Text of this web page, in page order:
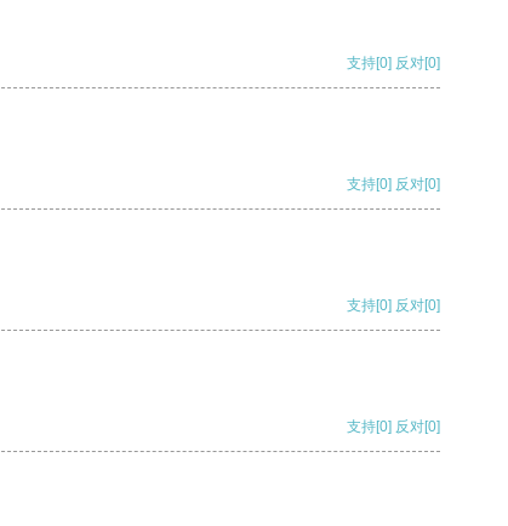
支持[0] 反对[0]
支持[0] 反对[0]
支持[0] 反对[0]
支持[0] 反对[0]